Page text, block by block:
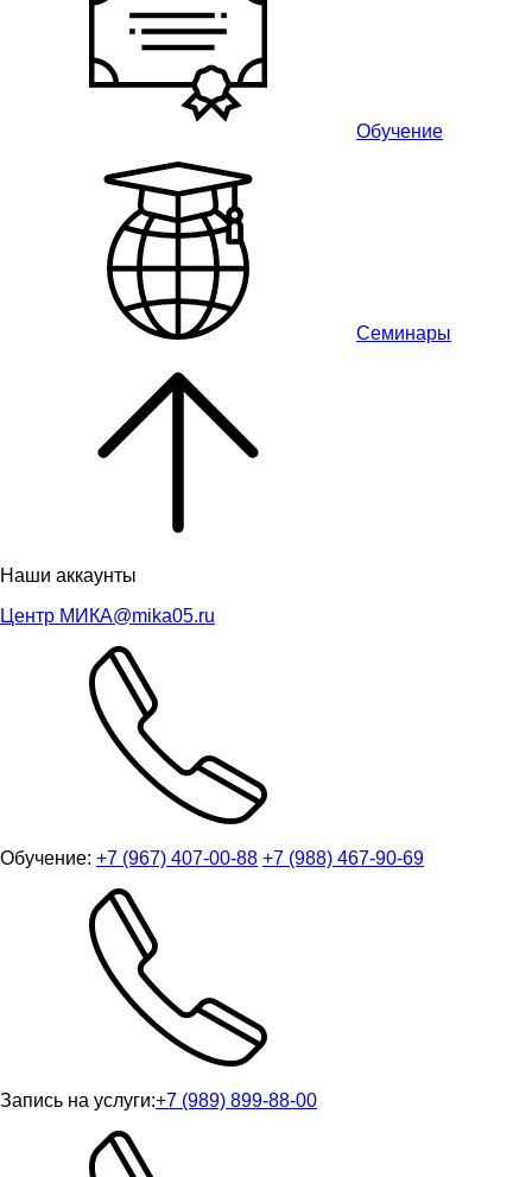
Обучение
Семинары
Наши аккаунты
Центр МИКА@mika05.ru
Обучение: +7 (967) 407-00-88 +7 (988) 467-90-69
Запись на услуги:+7 (989) 899-88-00